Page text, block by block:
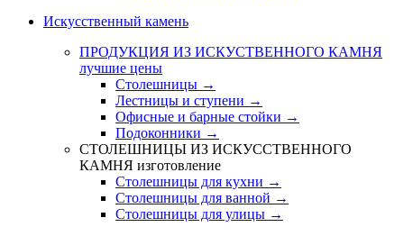
Искусственный камень
ПРОДУКЦИЯ ИЗ ИСКУСТВЕННОГО КАМНЯ
лучшие цены
Столешницы →
Лестницы и ступени →
Офисные и барные стойки →
Подоконники →
СТОЛЕШНИЦЫ ИЗ ИСКУССТВЕННОГО
КАМНЯ изготовление
Столешницы для кухни →
Столешницы для ванной →
Столешницы для улицы →